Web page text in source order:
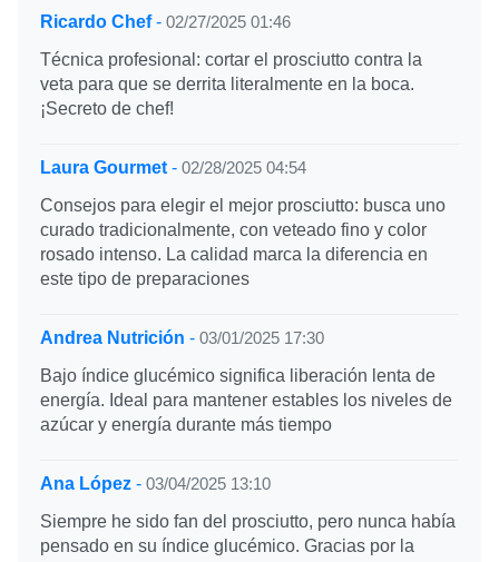
Ricardo Chef- 02/27/2025 01:46
Técnica profesional: cortar el prosciutto contra la
veta para que se derrita literalmente en la boca.
¡Secreto de chef!
Laura Gourmet - 02/28/2025 04:54
Consejos para elegir el mejor prosciutto: busca uno
curado tradicionalmente, con veteado fino y color
rosado intenso. La calidad marca la diferencia en
este tipo de preparaciones
Andrea Nutrición - 03/01/2025 17:30
Bajo índice glucémico significa liberación lenta de
energía. Ideal para mantener estables los niveles de
azúcar y energía durante más tiempo
Ana López - 03/04/2025 13:10
Siempre he sido fan del prosciutto, pero nunca había
pensado en su índice glucémico. Gracias por la